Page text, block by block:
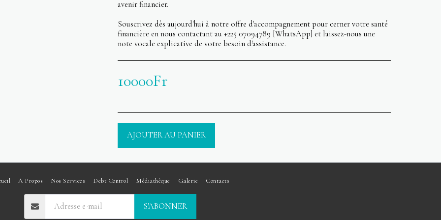
avenir financier.
Souscrivez dès aujourd'hui à notre offre d'accompagnement pour cerner votre santé
financière en nous contactant au +225 07094789 [WhatsApp] et laissez-nous une
note vocale explicative de votre besoin d'assistance.
10000Fr
AJOUTER AU PANIER
À Propos Nos Services Debt Control Médiathèque Galerie Contacts
S'ABONNER